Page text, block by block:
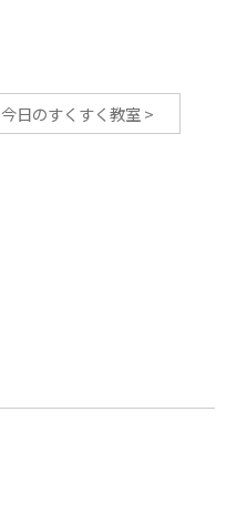
今日のすくすく教室>